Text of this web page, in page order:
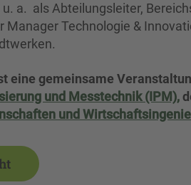
a. als Abteilungsleiter,
Manager Technologie &
eine gemeinsame
und Messtechnik (IPM),
und